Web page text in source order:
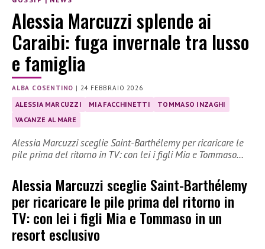
Alessia Marcuzzi splende ai
Caraibi: fuga invernale tra lusso
e famiglia
ALBA COSENTINO | 24 FEBBRAIO 2026
ALESSIA MARCUZZI MIA FACCHINETTI
TOMMASO INZAGHI
VACANZE AL MARE
Alessia Marcuzzi sceglie Saint-Barthélemy per ricaricare le
pile prima del ritorno in TV: con lei i figli Mia e Tommaso…
Alessia Marcuzzi sceglie Saint-Barthélemy
per ricaricare le pile prima del ritorno in
TV: con lei i figli Mia e Tommaso in un
resort esclusivo